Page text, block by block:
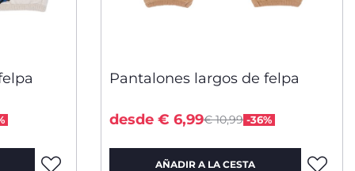
from
Pantalones largos de felpa
Price reduced from
€ 10,99 -36%
to
desde € 6,99
AÑADIR A LA CESTA